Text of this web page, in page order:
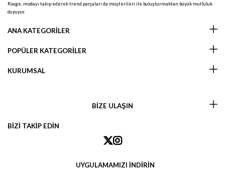
Rouge, modayı takip ederek trend parçaları da müşterileri ile buluşturmaktan büyük mutluluk
duyuyor.
ANA KATEGORİLER
POPÜLER KATEGORİLER
KURUMSAL
BİZE ULAŞIN
BİZİ TAKİP EDİN
UYGULAMAMIZI İNDİRİN